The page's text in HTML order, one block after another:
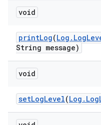
void
printLog(Log . Log
String message)
void
setLogLevel(Log . Log